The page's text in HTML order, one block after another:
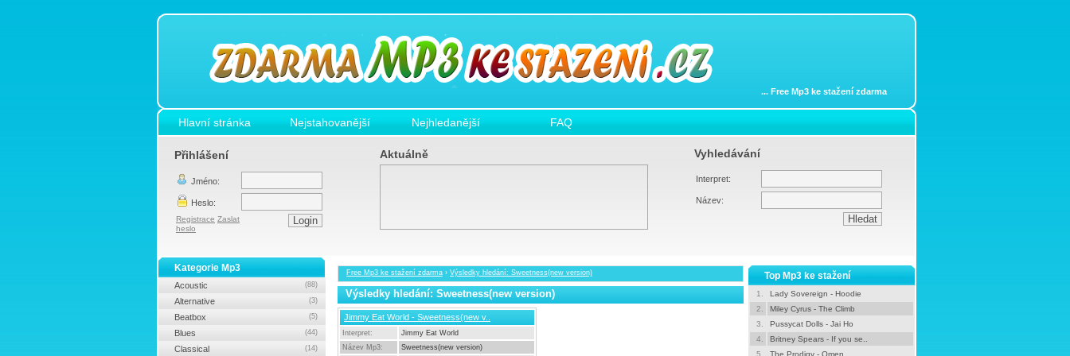
... Free Mp3 ke stažení zdarma
Hlavní stránka Nejstahovanější Nejhledanější FAQ
Přihlášení
Jméno:
Heslo:
Registrace Zaslat
heslo
Aktuálně Vyhledávání
Interpret:
Název:
Free Mp3 ke stažení zdarma › Výsledky hledání: Sweetness(new version)
Výsledky hledání: Sweetness(new version)
Jimmy Eat World - Sweetness(new v..
Interpret:
Jimmy Eat World
Název Mp3:
Sweetness(new version)
Top Mp3 ke stažení
1.
Lady Sovereign - Hoodie
2.
Miley Cyrus - The Climb
3.
Pussycat Dolls - Jai Ho
4.
Britney Spears - If you se..
5.
The Prodigy - Omen
Kategorie Mp3
Acoustic (88)
Alternative (3)
Beatbox (5)
Blues (44)
Classical (14)